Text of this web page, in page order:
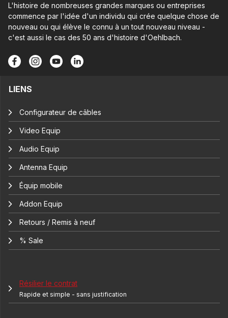
L'histoire de nombreuses grandes marques ou entreprises
commence par l'idée d'un individu qui crée quelque chose de
nouveau ou qui élève le connu à un tout nouveau niveau -
c'est aussi le cas des 50 ans d'histoire d'Oehlbach.
LIENS
Configurateur de câbles
Video Equip
Audio Equip
Antenna Equip
Équip mobile
Addon Equip
Retours / Remis à neuf
% Sale
Résilier le contrat
Rapide et simple - sans justification